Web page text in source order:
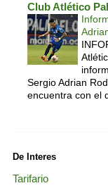
Club Atlético
Sergio Adrian
encuentra con el
De Interes
Tarifario